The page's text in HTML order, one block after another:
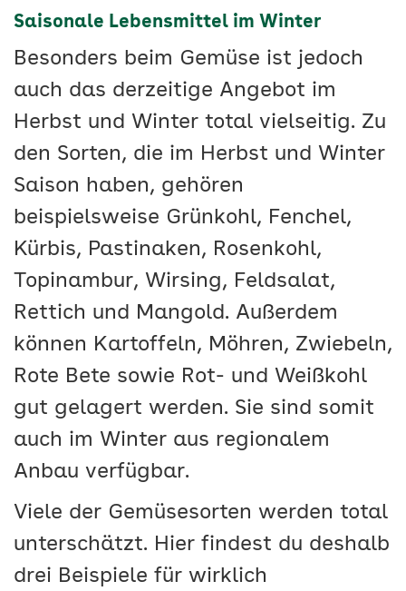
Saisonale Lebensmittel im Winter
Besonders beim Gemüse ist jedoch
auch das derzeitige Angebot im
Herbst und Winter total vielseitig. Zu
den Sorten, die im Herbst und Winter
Saison haben, gehören
beispielsweise Grünkohl, Fenchel,
Kürbis, Pastinaken, Rosenkohl,
Topinambur, Wirsing, Feldsalat,
Rettich und Mangold. Außerdem
können Kartoffeln, Möhren, Zwiebeln,
Rote Bete sowie Rot- und Weißkohl
gut gelagert werden. Sie sind somit
auch im Winter aus regionalem
Anbau verfügbar.
Viele der Gemüsesorten werden total
unterschätzt. Hier findest du deshalb
drei Beispiele für wirklich